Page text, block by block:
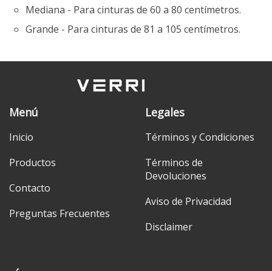
Mediana - Para cinturas de 60 a 80 centímetros.
Grande - Para cinturas de 81 a 105 centímetros.
Menú
Inicio
Productos
Contacto
Preguntas Frecuentes
Legales
Términos y Condiciones
Términos de
Devoluciones
Aviso de Privacidad
Disclaimer